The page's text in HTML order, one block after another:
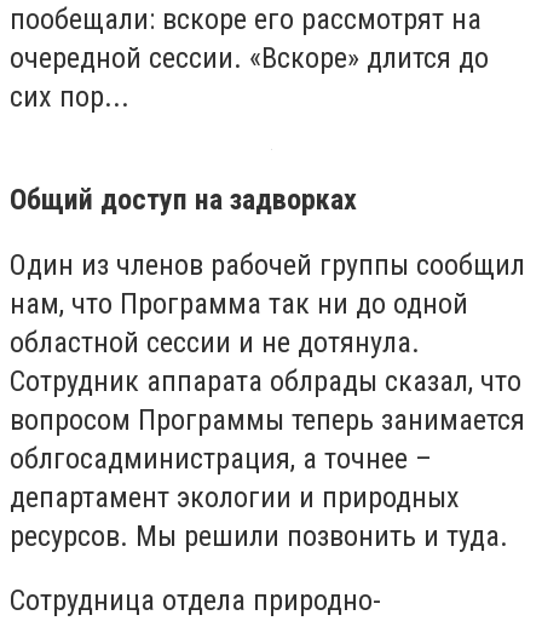
пообещали: вскоре его рассмотрят на
очередной сессии. «Вскоре» длится до
сих пор...
Общий доступ на задворках
Один из членов рабочей группы сообщил
нам, что Программа так ни до одной
областной сессии и не дотянула.
Сотрудник аппарата облрады сказал, что
вопросом Программы теперь занимается
облгосадминистрация, а точнее –
департамент экологии и природных
ресурсов. Мы решили позвонить и туда.
Сотрудница отдела природно-